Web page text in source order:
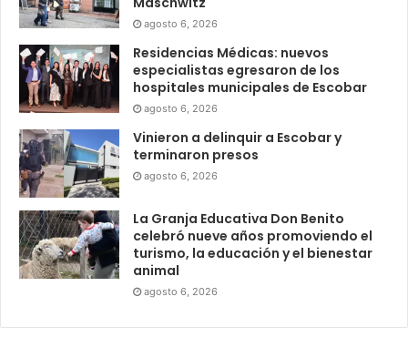
agosto 6, 2026
Residencias Médicas: nuevos
especialistas egresaron de los
hospitales municipales de Escobar
agosto 6, 2026
Vinieron a delinquir a Escobar y
terminaron presos
agosto 6, 2026
La Granja Educativa Don Benito
celebró nueve años promoviendo el
turismo, la educación y el bienestar
animal
agosto 6, 2026